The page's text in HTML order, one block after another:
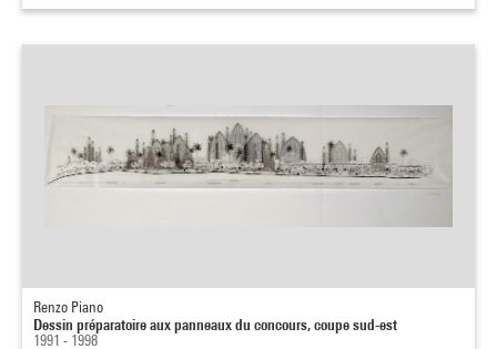
Renzo Piano
Dessin préparatoire aux panneaux du concours, coupe sud-est
1991 - 1998